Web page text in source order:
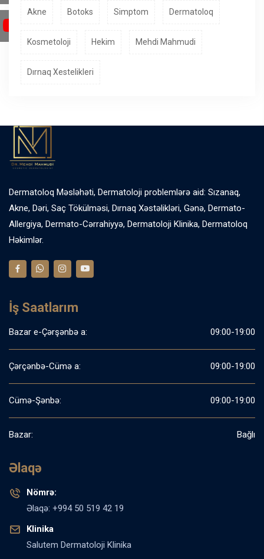
Akne Botoks Simptom Dermatoloq
Kosmetoloji Hekim Mehdi Mahmudi
Dırnaq Xestelikleri
Dermatoloq Məsləhəti, Dermatoloji problemlərə aid: Sızanaq,
Akne, Dəri, Saç Tökülməsi, Dırnaq Xəstəlikləri, Gənə, Dermato-
Allergiya, Dermato-Cərrahiyyə, Dermatoloji Klinika, Dermatoloq
Həkimlər.
İş Saatlarım
Bazar e-Çərşənbə a: 09:00-19:00
Çərçənbə-Cümə a: 09:00-19:00
Cümə-Şənbə: 09:00-19:00
Bazar: Bağlı
Əlaqə
Nömrə:
Əlaqə: +994 50 519 42 19
Klinika
Salutem Dermatoloji Klinika